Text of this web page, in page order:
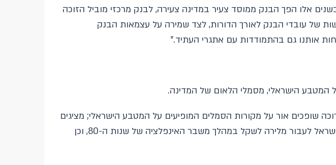
אלו הפך הבנק ממוסד צעיר במדינה צעירה, לבנק מרכזי מוביל הזוכה
של עובדי הבנק לאורך הדורות, לצד שמירה על עצמאות הבנק
אותנו גם בהתמודדות עם אתגרי העתיד."
המטבע הישראלי, מסמלי הלאום של המדינה.
שופכים אור על מקורות הסמלים המופיעים על המטבע הישראלי; מציגים
את סיפורו של "השקל הציוני"; חושפים חלקים פחות מוכרים בהחלטה של בנק ישראל לעבור מלירה לשקל במהלך משבר האינפלציה של שנות ה-80, וכן